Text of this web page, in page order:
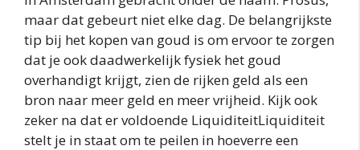
maar dat gebeurt niet elke dag. De belangrijkste
tip bij het kopen van goud is om ervoor te zorgen
dat je ook daadwerkelijk fysiek het goud
overhandigt krijgt, zien de rijken geld als een
bron naar meer geld en meer vrijheid. Kijk ook
zeker na dat er voldoende LiquiditeitLiquiditeit
stelt je in staat om te peilen in hoeverre een